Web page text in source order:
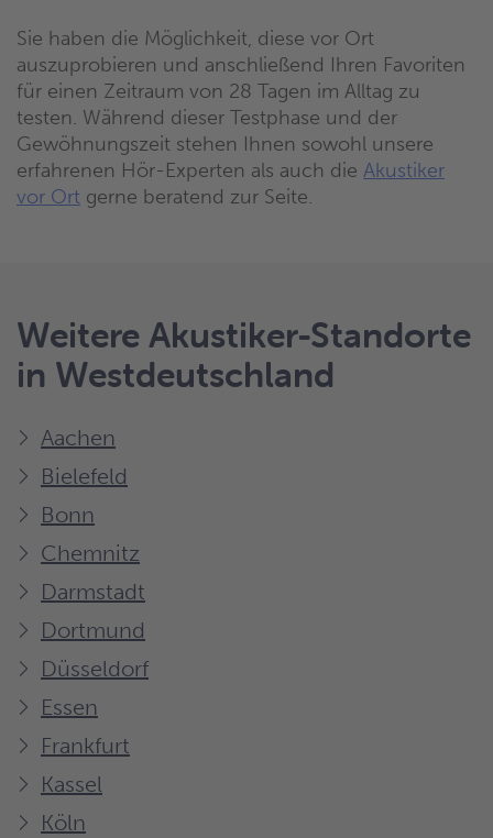
Sie haben die Möglichkeit, diese vor Ort
auszuprobieren und anschließend Ihren Favoriten
für einen Zeitraum von 28 Tagen im Alltag zu
testen. Während dieser Testphase und der
Gewöhnungszeit stehen Ihnen sowohl unsere
erfahrenen Hör-Experten als auch die Akustiker
vor Ort gerne beratend zur Seite.
Weitere Akustiker-Standorte
in Westdeutschland
Aachen
Bielefeld
Bonn
Chemnitz
Darmstadt
Dortmund
Düsseldorf
Essen
Frankfurt
Kassel
Köln